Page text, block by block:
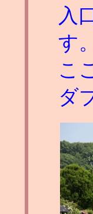
入
す。
こ
ダ